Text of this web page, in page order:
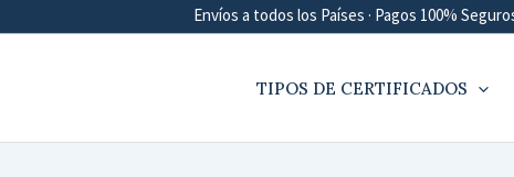
Envíos a todos los Países · Pagos 100%
TIPOS DE CERTIFICADOS